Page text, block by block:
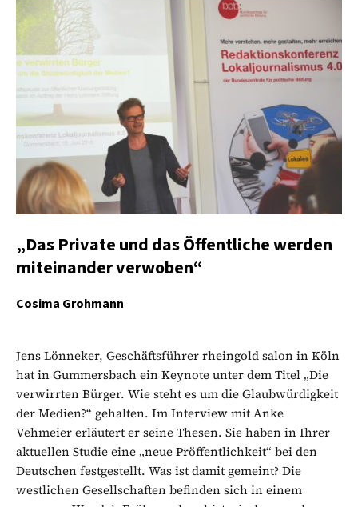
„Das Private und das Öffentliche werden
miteinander verwoben“
Cosima Grohmann
Jens Lönneker, Geschäftsführer rheingold salon in Köln
hat in Gummersbach ein Keynote unter dem Titel „Die
verwirrten Bürger. Wie steht es um die Glaubwürdigkeit
der Medien?“ gehalten. Im Interview mit Anke
Vehmeier erläutert er seine Thesen. Sie haben in Ihrer
aktuellen Studie eine „neue Pröffentlichkeit“ bei den
Deutschen festgestellt. Was ist damit gemeint? Die
westlichen Gesellschaften befinden sich in einem